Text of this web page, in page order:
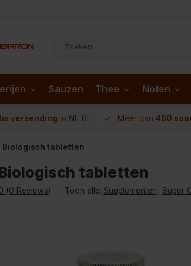
Sauzen Thee Noten
verzending in NL-BE Meer dan 450
Biologisch tabletten
tabletten
(0 Reviews) Toon alle: Supplementen Super